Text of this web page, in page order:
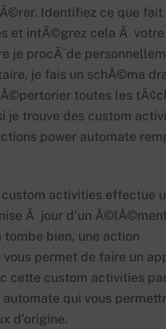
Identifiez ce que fait
et intÃ©grez cela Ã
je procÃ¨de
je fais un schÃ©ma
toutes les
je trouve des custom
actions power automate
activities effectue
Ã jour d’un
tombe bien, une action
permet de faire un
cette custom activities
qui vous
d’origine.